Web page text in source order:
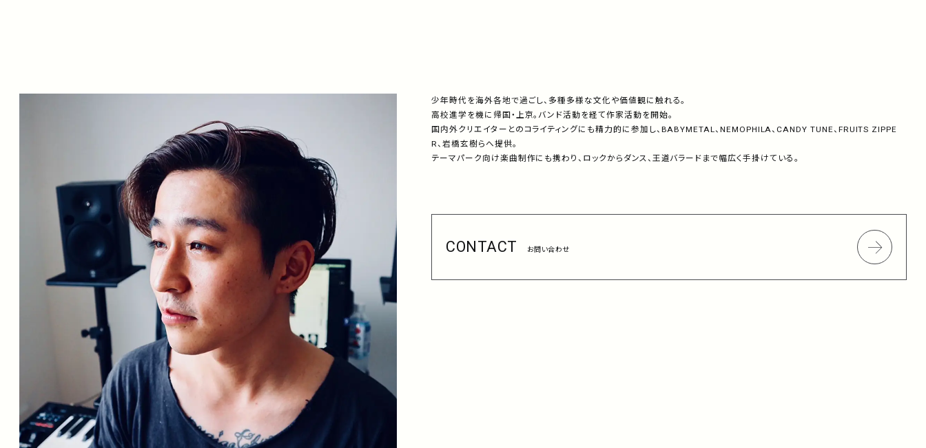
少年時代を海外各地で過ごし、多種多様な文化や価値観に触れる。
高校進学を機に帰国・上京。バンド活動を経て作家活動を開始。
国内外クリエイターとのコライティングにも精力的に参加し、BABYMETAL、NEMOPHILA、CANDY TUNE、FRUITS ZIPPE
R、岩橋玄樹らへ提供。
テーマパーク向け楽曲制作にも携わり、ロックからダンス、王道バラードまで幅広く手掛けている。
CONTACT お問い合わせ